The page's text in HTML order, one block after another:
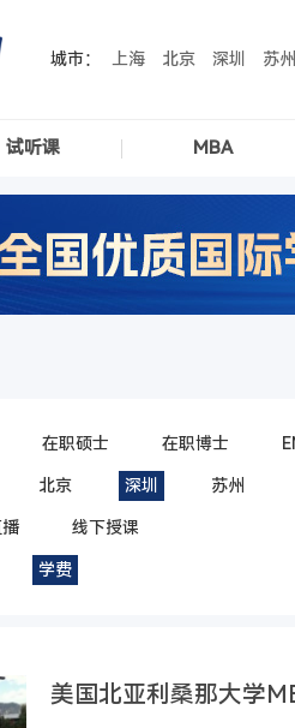
城市： 上海 北京 深圳 苏州
试听课 MBA
在职硕士 在职博士
北京 深圳 苏州
线下授课
学费
美国北亚利桑那大学